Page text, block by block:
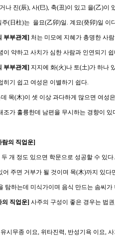
진(辰), 사(巳), 축(丑)이 있고 을(乙)이
(日柱)는 을묘(乙卯)일. 계묘(癸卯)일 이
부부관계] 처는 미모에 지혜가 총명한 사
약하고 사치가 심한 사람과 인연되기 쉽
부부관계] 지지에 화(火)나 토(土)가 하나
기 쉽고 여성은 이별하기 쉽다.
(木)이 셋 이상 과다하게 많으면 여성
훌륭한데 남편을 무시하는 경향이 있
람의 직업운]
정도 있으면 학문으로 성공할 수 있다
주면 거부가 될 것이며 목(木)까지 있다
하는데 미식가이며 음식 만드는 솜씨가
의 직업운] 사주의 구성이 좋은 경우는 법
시무종 이요, 위타진력, 반성기욕 이요,